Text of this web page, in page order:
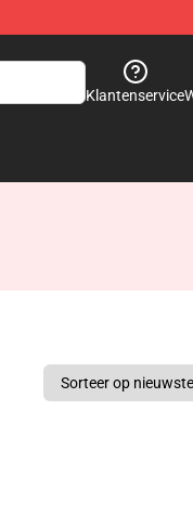
Klantenservice